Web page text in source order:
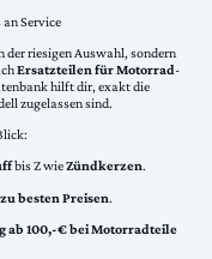
Service
riesigen Auswahl, sondern
Ersatzteilen für Motorrad-
hilft dir, exakt die
zugelassen sind.
bis Z wieZündkerzen.
zu besten Preisen.
ab 100,-€ bei Motorradteile